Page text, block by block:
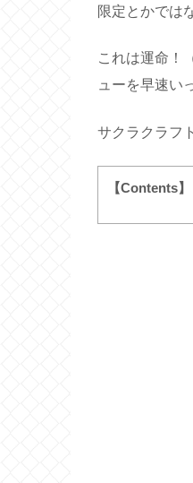
限定とかでは
これは運命！
ューを早速い
サクラクラフ
【Contents】